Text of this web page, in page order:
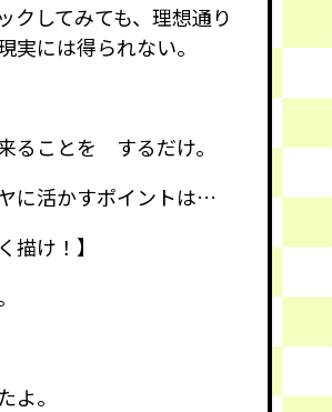
クしてみても、理想通り
実には得られない。
ることを するだけ。
に活かすポイントは…
描け！】
よ。